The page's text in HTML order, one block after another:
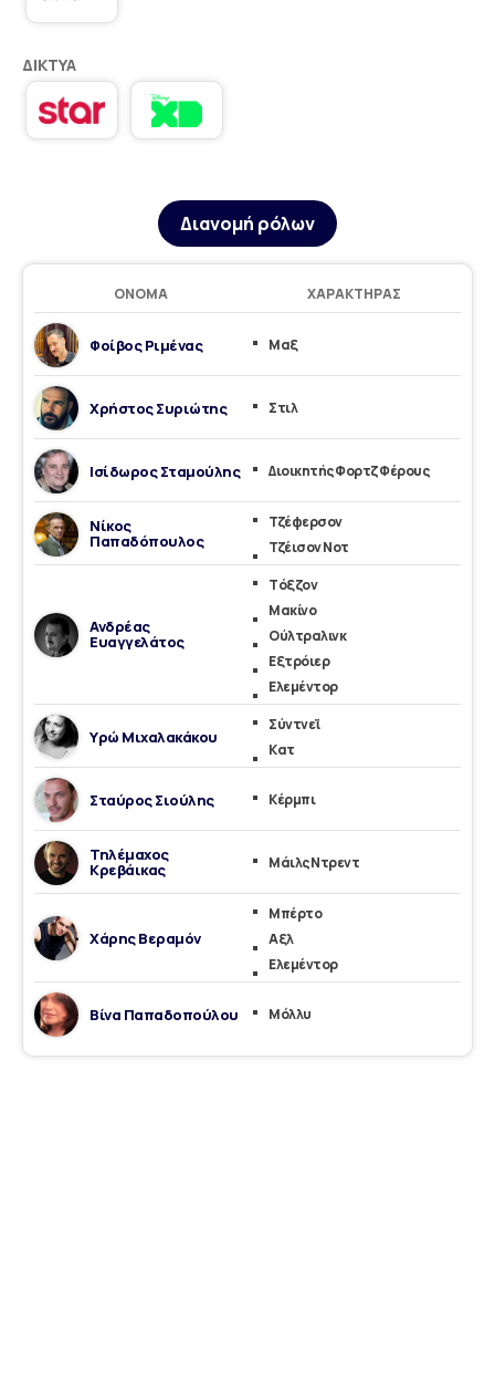
ΔΊΚΤΥΑ
Διανομή ρόλων
ΌΝΟΜΑ ΧΑΡΑΚΤΉΡΑΣ
Φοίβος Ριμένας Mαξ
Χρήστος Συριώτης Στιλ
Ισίδωρος Σταμούλης Διοικητής Φορτζ Φέρους
Νίκος
Παπαδόπουλος
Τζέφερσον
Τζέισον Νοτ
Ανδρέας
Ευαγγελάτος
Tόξζον
Μακίνο
Ούλτραλινκ
Εξτρόιερ
Ελεμέντορ
Υρώ Μιχαλακάκου
Σύντνεϊ
Kατ
Σταύρος Σιούλης Κέρμπι
Τηλέμαχος
Κρεβάικας Μάιλς Ντρεντ
Χάρης Βεραμόν
Μπέρτο
Αξλ
Ελεμέντορ
Βίνα Παπαδοπούλου Mόλλυ